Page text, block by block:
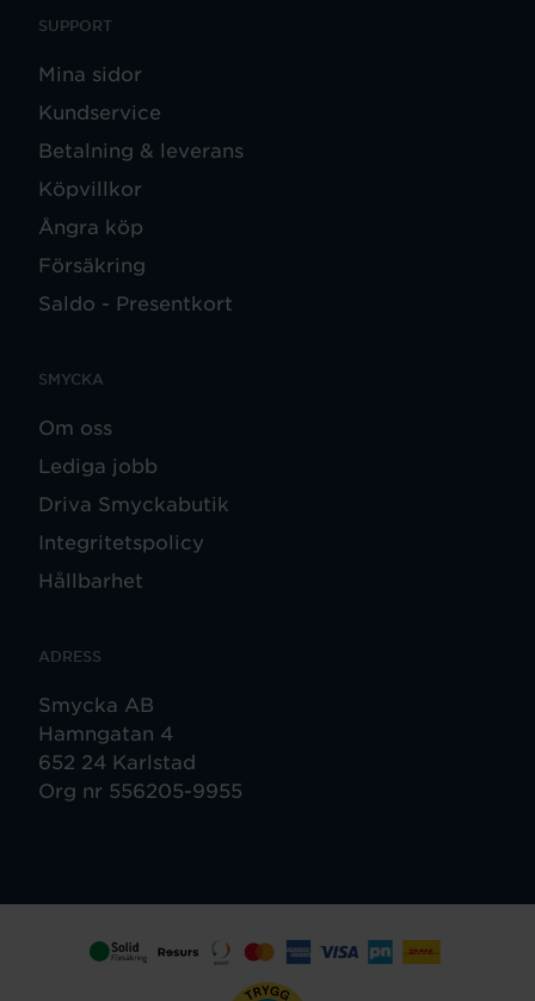
SUPPORT
Mina sidor
Kundservice
Betalning & leverans
Köpvillkor
Ångra köp
Försäkring
Saldo - Presentkort
SMYCKA
Om oss
Lediga jobb
Driva Smyckabutik
Integritetspolicy
Hållbarhet
ADRESS
Smycka AB
Hamngatan 4
652 24 Karlstad
Org nr 556205-9955